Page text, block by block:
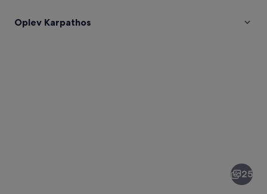
Oplev Karpathos
25